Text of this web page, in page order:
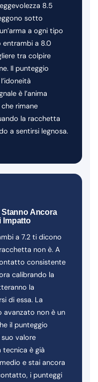
8.5
sotto
a ogni tipo
entrambi a 8.0
tra colpire
Il punteggio
è l’anima
rimane
la racchetta
a sentirsi legnosa.
Ancora
Impatto
a 7.2 ti dicono
non è. A
consistente
calibrando la
la
di essa. La
avanzato non è un
il punteggio
valore
è già
e stai ancora
i punteggi